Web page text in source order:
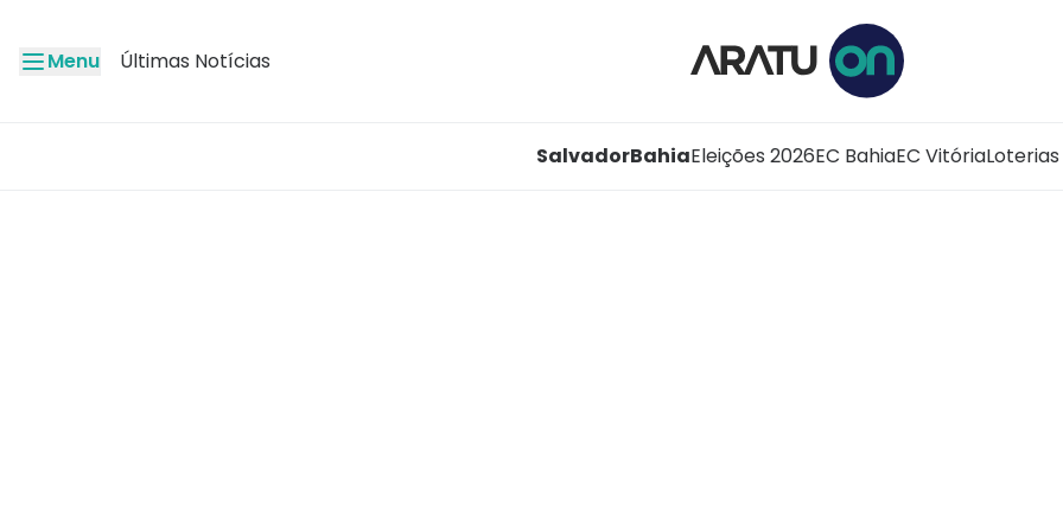
Menu Últimas Notícias
SalvadorBahiaEleições 2026EC BahiaEC VitóriaLoterias